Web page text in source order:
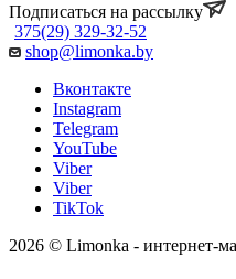
Подписаться на рассылку
375(29) 329-32-52
shop@limonka.by
Вконтакте
Instagram
Telegram
YouTube
Viber
Viber
TikTok
2026 © Limonka - интернет-